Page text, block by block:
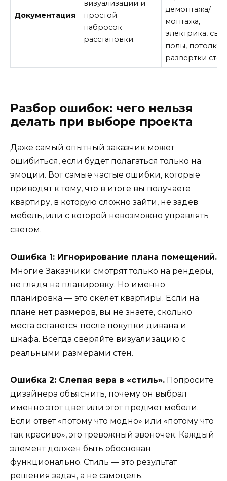
Документация
визуализации и
простой
набросок
расстановки.
демонтажа/
монтажа,
электрика,
полы, потолки,
развертки
Разбор ошибок: чего нельзя
делать при выборе проекта
Даже самый опытный заказчик может
ошибиться, если будет полагаться только на
эмоции. Вот самые частые ошибки, которые
приводят к тому, что в итоге вы получаете
квартиру, в которую сложно зайти, не задев
мебель, или с которой невозможно управлять
светом.
Ошибка 1: Игнорирование плана помещений.
Многие Заказчики смотрят только на рендеры,
не глядя на планировку. Но именно
планировка — это скелет квартиры. Если на
плане нет размеров, вы не знаете, сколько
места останется после покупки дивана и
шкафа. Всегда сверяйте визуализацию с
реальными размерами стен.
Ошибка 2: Слепая вера в «стиль». Попросите
дизайнера объяснить, почему он выбрал
именно этот цвет или этот предмет мебели.
Если ответ «потому что модно» или «потому что
так красиво», это тревожный звоночек. Каждый
элемент должен быть обоснован
функционально. Стиль — это результат
решения задач, а не самоцель.